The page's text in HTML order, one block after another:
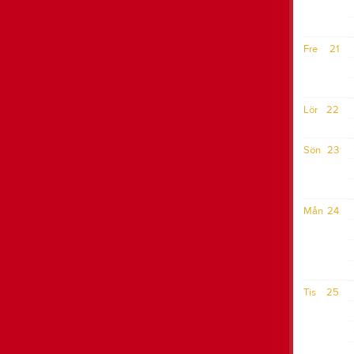
21
Fre
22
Lör
23
Sön
24
Mån
25
Tis